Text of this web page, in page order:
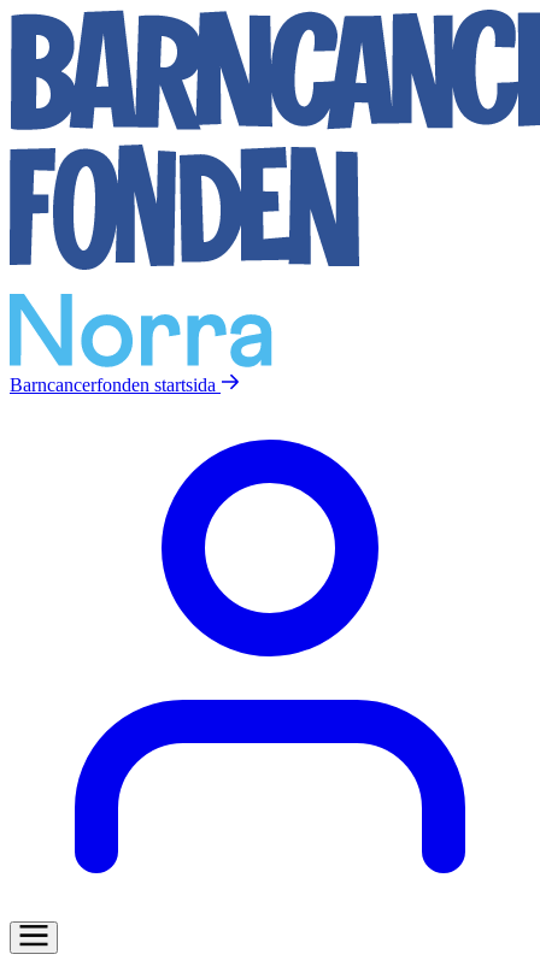
Barncancerfonden startsida